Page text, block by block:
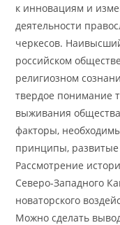
к инновациям и
деятельности
черкесов.
российском
религиозном
твердое понимание
выживания
факторы,
принципы, развитые
Рассмотрение
Северо-Западного
новаторского
Можно сделать